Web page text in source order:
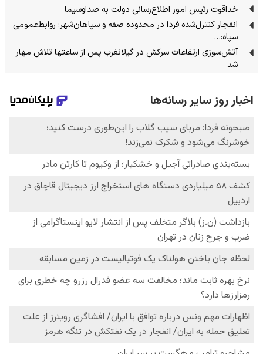
خداقوت رئیس امور اطلاع‌رسانی دولت به صداوسیما
انفجار کنترل‌شده فردا در محدوده صفه و سپاهان‌شهر؛ روابط‌عمومی
سپاه:…
آتش‌سوزی ارتفاعات سرکش در گیلانغرب پس از ساعتها تلاش مهار
شد